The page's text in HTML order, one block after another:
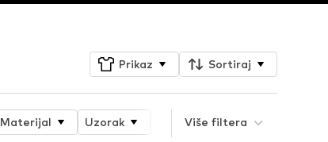
Prikaz Sortiraj
Materijal Uzorak Svojstva proizvoda
Više filtera